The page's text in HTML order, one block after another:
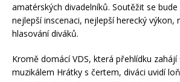
amatérských divadelníků. Soutěžit se
nejlepší inscenaci, nejlepší herecký výkon,
hlasování diváků.
Kromě domácí VDS, která přehlídku zahájí
muzikálem Hrátky s čertem, diváci uvidí